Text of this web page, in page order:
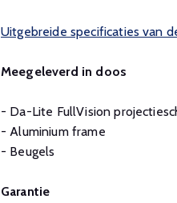
Uitgebreide specificaties van
Meegeleverd in doos
- Da-Lite FullVision
- Aluminium frame
- Beugels
Garantie